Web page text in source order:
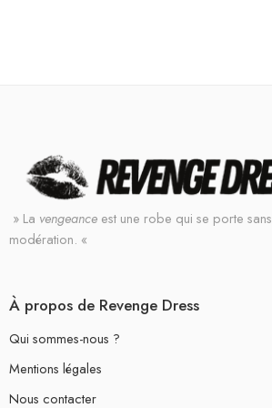
» La vengeance est une robe qui se porte sans
modération. «
À propos de Revenge Dress
Qui sommes-nous ?
Mentions légales
Nous contacter